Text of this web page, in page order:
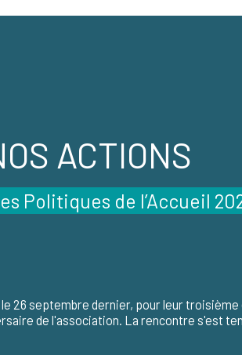
ACTIONS
Politiques de l’Accueil
26 septembre dernier, pour leur troisième
de l'association. La rencontre s'est